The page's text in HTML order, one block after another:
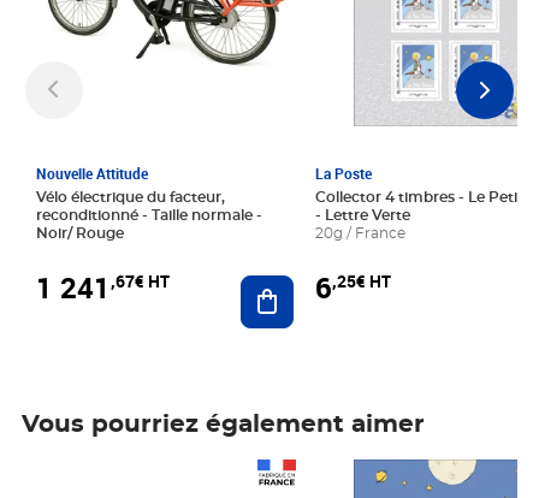
Nouvelle Attitude
Vélo électrique du facteur,
reconditionné - Taille normale -
Noir/ Rouge
1 241 ,67€ HT Ajouter au panier
La Poste
Collector 4 timbres - Le Petit
- Lettre Verte
20g / France
6,25€ HT
Vous pourriez également aimer
Prix 6,25€ HT